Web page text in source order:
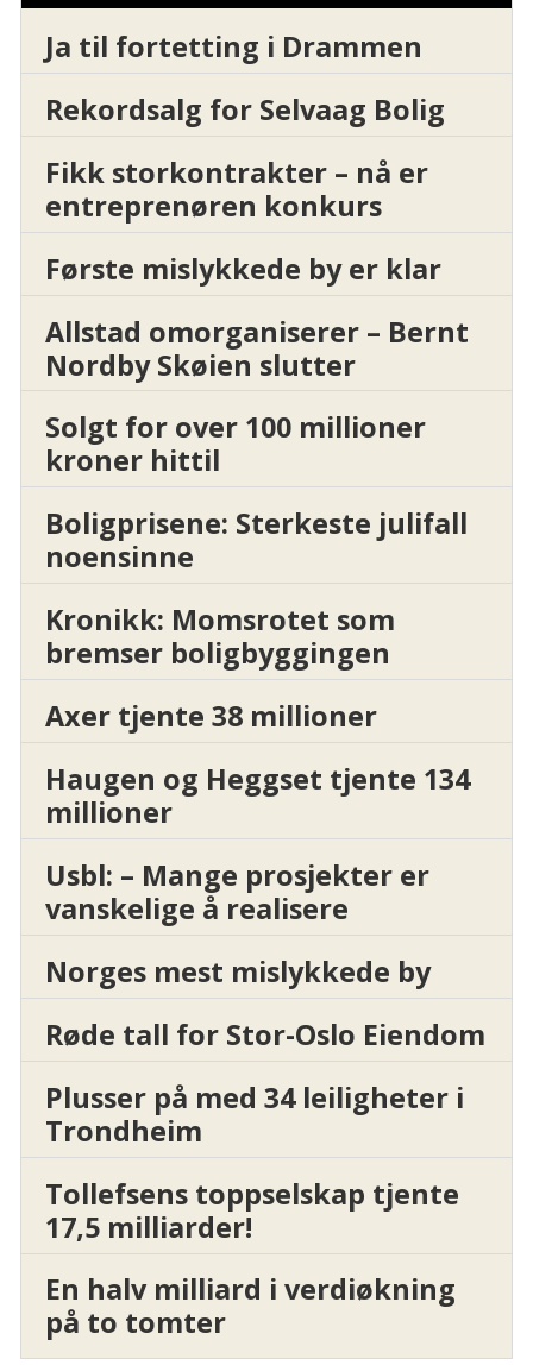
Ja til fortetting i Drammen
Rekordsalg for Selvaag Bolig
Fikk storkontrakter – nå er
entreprenøren konkurs
Første mislykkede by er klar
Allstad omorganiserer – Bernt
Nordby Skøien slutter
Solgt for over 100 millioner
kroner hittil
Boligprisene: Sterkeste julifall
noensinne
Kronikk: Momsrotet som
bremser boligbyggingen
Axer tjente 38 millioner
Haugen og Heggset tjente 134
millioner
Usbl: – Mange prosjekter er
vanskelige å realisere
Norges mest mislykkede by
Røde tall for Stor-Oslo Eiendom
Plusser på med 34 leiligheter i
Trondheim
Tollefsens toppselskap tjente
17,5 milliarder!
En halv milliard i verdiøkning
på to tomter